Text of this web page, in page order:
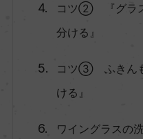
コツ② 『グラス
分ける』
コツ③ ふきんも
ける』
ワイングラスの